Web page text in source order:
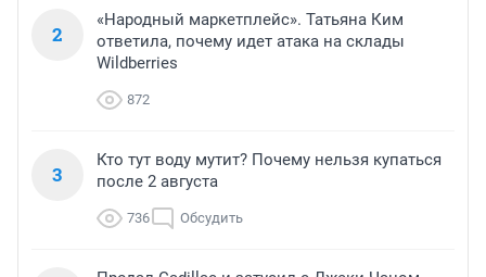
2
«Народный маркетплейс». Татьяна Ким
ответила, почему идет атака на склады
Wildberries
872
3
Кто тут воду мутит? Почему нельзя купаться
после 2 августа
736 Обсудить